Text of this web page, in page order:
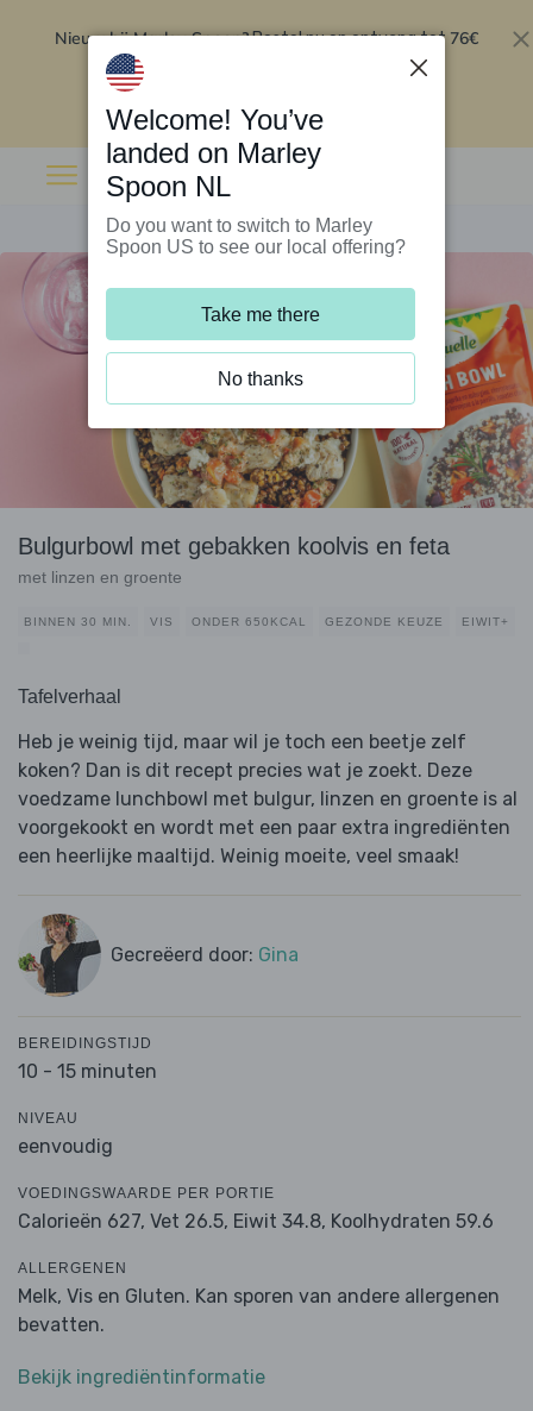
Nieuw bij Marley Spoon?Bestel nu en ontvang tot 76€
Bulgurbowl met gebakken koolvis en feta
met linzen en groente
BINNEN 30 MIN. VIS ONDER 650KCAL GEZONDE KEUZE EIWIT+
Tafelverhaal
Heb je weinig tijd, maar wil je toch een beetje zelf
koken? Dan is dit recept precies wat je zoekt. Deze
voedzame lunchbowl met bulgur, linzen en groente is al
voorgekookt en wordt met een paar extra ingrediënten
een heerlijke maaltijd. Weinig moeite, veel smaak!
Gecreëerd door: Gina
BEREIDINGSTIJD
10 - 15 minuten
NIVEAU
eenvoudig
VOEDINGSWAARDE PER PORTIE
Calorieën 627, Vet 26.5, Eiwit 34.8, Koolhydraten 59.6
ALLERGENEN
Melk, Vis en Gluten. Kan sporen van andere allergenen
bevatten.
Bekijk ingrediëntinformatie
Welcome! You’ve
landed on Marley
Spoon NL
Do you want to switch to Marley
Spoon US to see our local offering?
Take me there
No thanks